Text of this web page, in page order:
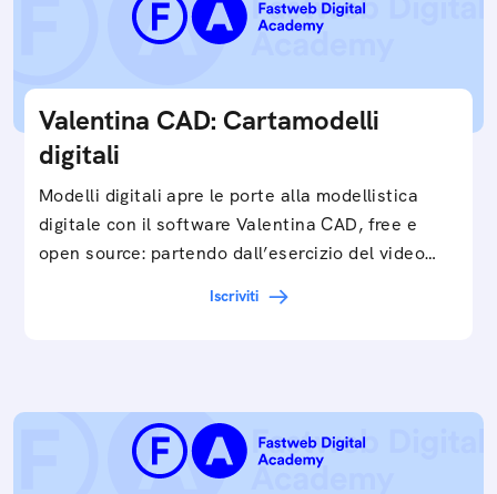
Valentina CAD: Cartamodelli
digitali
Modelli digitali apre le porte alla modellistica
digitale con il software Valentina CAD, free e
open source: partendo dall’esercizio del video…
Iscriviti